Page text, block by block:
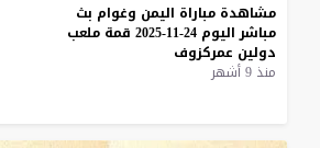
مشاهدة مباراة اليمن وغوام بث
مباشر اليوم 24-11-2025 قمة ملعب
دولين عمركزوف
منذ 9 أشهر